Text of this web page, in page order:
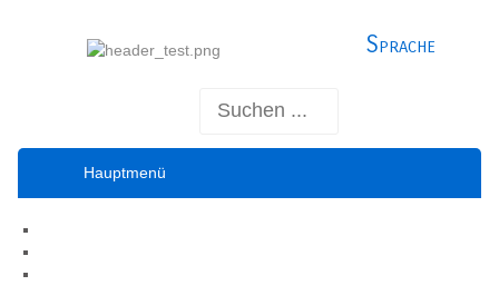
Sprache
Hauptmenü